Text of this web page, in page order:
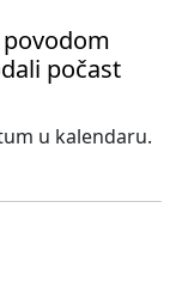
počast
u kalendaru.